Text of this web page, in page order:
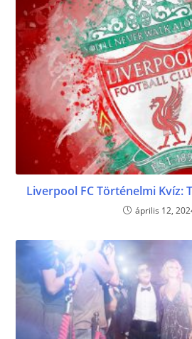
Liverpool FC Történelmi Kvíz:
április 12,